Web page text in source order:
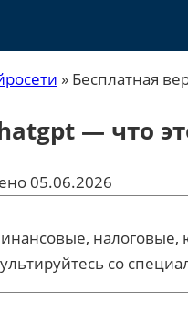
» Бесплатная
— что
05.06.2026
налоговые,
со